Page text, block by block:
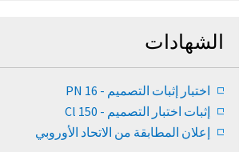
الشهادات
اختبار إثبات التصميم - PN 16
إثبات اختبار التصميم - Cl 150
إعلان المطابقة من الاتحاد الأوروبي